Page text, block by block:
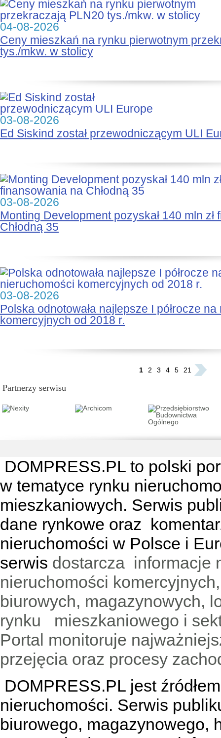
04-08-2026
Ceny mieszkań na rynku pierwotnym
tys./mkw. w stolicy
03-08-2026
Ed Siskind został przewodniczącym ULI
03-08-2026
Monting Development pozyskał 140 mln zł
Chłodną 35
03-08-2026
Polska odnotowała najlepsze I półrocze
komercyjnych od 2018 r.
1 2 3 4 5 21
Partnerzy serwisu
DOMPRESS.PL to polski
w tematyce rynku
mieszkaniowych. Serwis
dane rynkowe oraz
nieruchomości w Polsce i
serwis dostarcza informacje
nieruchomości
biurowych, magazynowych,
rynku mieszkaniowego i
Portal monitoruje
przejęcia oraz procesy
DOMPRESS.PL jest
nieruchomości. Serwis
biurowego, magazynowego,